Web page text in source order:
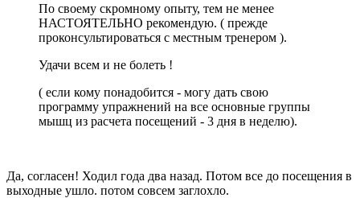
По своему скромному опыту, тем не менее
НАСТОЯТЕЛЬНО рекомендую. ( прежде
проконсультироваться с местным тренером ).
Удачи всем и не болеть !
( если кому понадобится - могу дать свою
программу упражнений на все основные группы
мышц из расчета посещений - 3 дня в неделю).
Да, согласен! Ходил года два назад. Потом все до посещения в
выходные ушло. потом совсем заглохло.